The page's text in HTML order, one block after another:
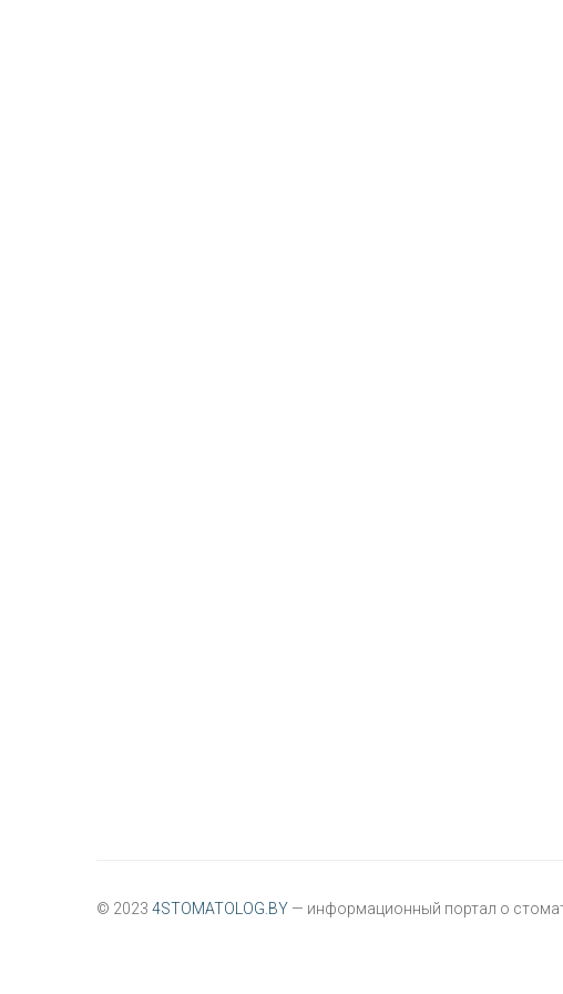
© 2023 4STOMATOLOG.BY — информационный портал о